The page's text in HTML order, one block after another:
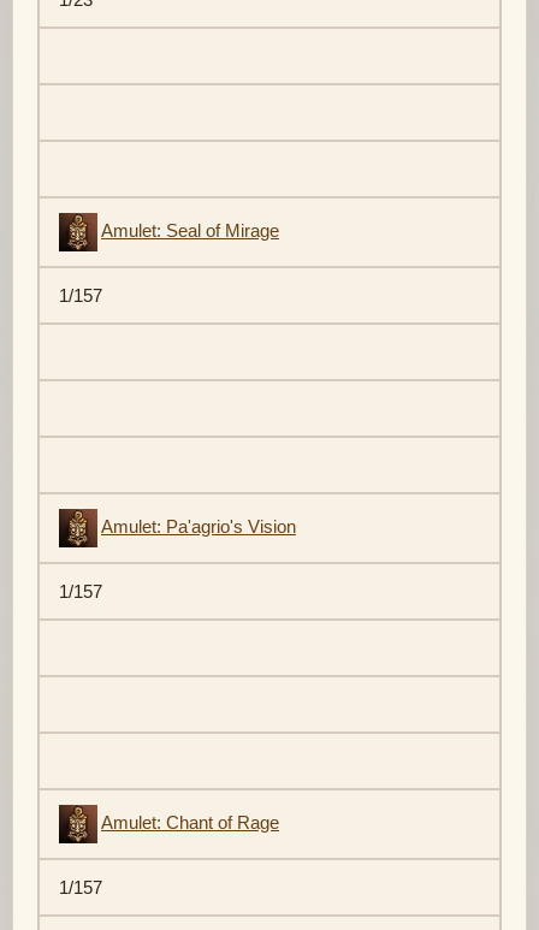
Amulet: Seal of Mirage
1/157
Amulet: Pa'agrio's Vision
1/157
Amulet: Chant of Rage
1/157